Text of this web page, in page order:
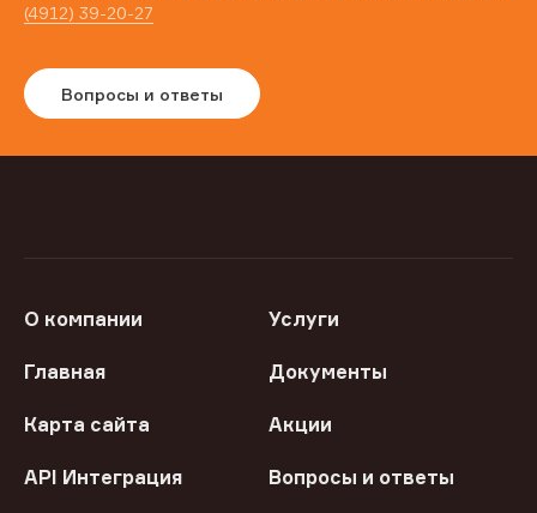
(4912) 39-20-27
Вопросы и ответы
О компании Услуги
Главная Документы
Карта сайта Акции
API Интеграция Вопросы и ответы